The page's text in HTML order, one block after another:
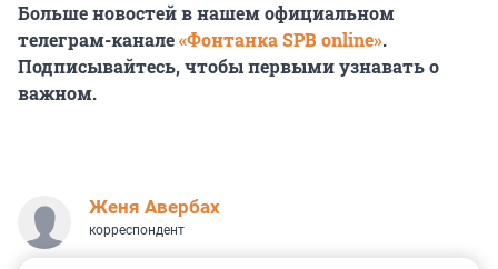
Больше новостей в нашем официальном
телеграм-канале«Фонтанка SPB online».
Подписывайтесь, чтобы первыми узнавать о
важном.
Женя Авербах
корреспондент